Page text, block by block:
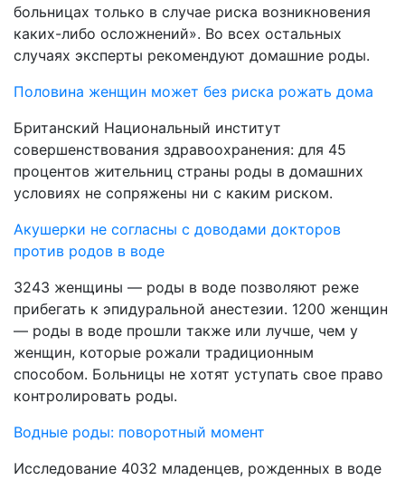
больницах только в случае риска возникновения
каких-либо осложнений». Во всех остальных
случаях эксперты рекомендуют домашние роды.
Половина женщин может без риска рожать дома
Британский Национальный институт
совершенствования здравоохранения: для 45
процентов жительниц страны роды в домашних
условиях не сопряжены ни с каким риском.
Акушерки не согласны с доводами докторов
против родов в воде
3243 женщины — роды в воде позволяют реже
прибегать к эпидуральной анестезии. 1200 женщин
— роды в воде прошли также или лучше, чем у
женщин, которые рожали традиционным
способом. Больницы не хотят уступать свое право
контролировать роды.
Водные роды: поворотный момент
Исследование 4032 младенцев, рожденных в воде